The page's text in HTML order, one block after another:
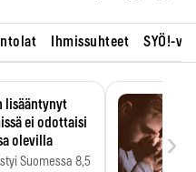
Ihmissuhteet SYÖ!-
lisääntynyt
ei odottaisi
olevilla
Suomessa 8,5
›